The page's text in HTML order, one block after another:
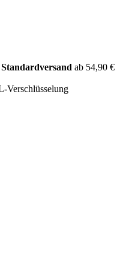
ab 54,90 €
Verschlüsselung